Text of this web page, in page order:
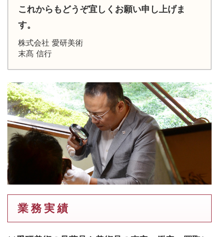
これからもどうぞ宜しくお願い申し上げま
す。
株式会社 愛研美術
末髙 信行
業 務 実 績